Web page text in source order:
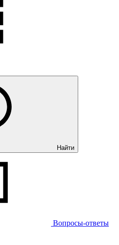
Найти
Вопросы-ответы